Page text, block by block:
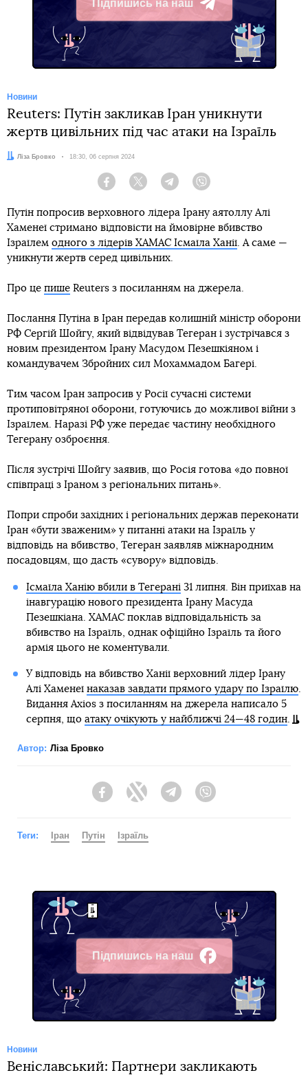
Підпишись на наш
Telegram
Новини
Reuters: Путін закликав Іран уникнути
жертв цивільних під час атаки на Ізраїль
Автор:
Ліза Бровко Дата:
18:30, 06 серпня 2024
Facebook Twitter Telegram
Путін попросив верховного лідера Ірану аятоллу Алі
Хаменеї стримано відповісти на ймовірне вбивство
Ізраїлем одного з лідерів ХАМАС Ісмаїла Ханії. А саме —
уникнути жертв серед цивільних.
Про це пише Reuters з посиланням на джерела.
Послання Путіна в Іран передав колишній міністр оборони
РФ Сергій Шойгу, який відвідував Тегеран і зустрічався з
новим президентом Ірану Масудом Пезешкіяном і
командувачем Збройних сил Мохаммадом Багері.
Тим часом Іран запросив у Росії сучасні системи
протиповітряної оборони, готуючись до можливої ​​війни з
Ізраїлем. Наразі РФ уже передає частину необхідного
Тегерану озброєння.
Після зустрічі Шойгу заявив, що Росія готова «до повної
співпраці з Іраном з регіональних питань».
Попри спроби західних і регіональних держав переконати
Іран «бути зваженим» у питанні атаки на Ізраїль у
відповідь на вбивство, Тегеран заявляв міжнародним
посадовцям, що дасть «сувору» відповідь.
Ісмаїла Ханію вбили в Тегерані31 липня. Він приїхав на
інавгурацію нового президента Ірану Масуда
Пезешкіана. ХАМАС поклав відповідальність за
вбивство на Ізраїль, однак офіційно Ізраїль та його
армія цього не коментували.
У відповідь на вбивство Ханії верховний лідер Ірану
Алі Хаменеї наказав завдати прямого удару по Ізраїлю.
Видання Axios з посиланням на джерела написало 5
серпня, що атаку очікують у найближчі 24—48 годин.
Автор: Ліза Бровко
FacebookTwitter Telegram
Теги: Іран Путін Ізраїль
Підпишись на наш
Facebook
Новини
Веніславський: Партнери закликають